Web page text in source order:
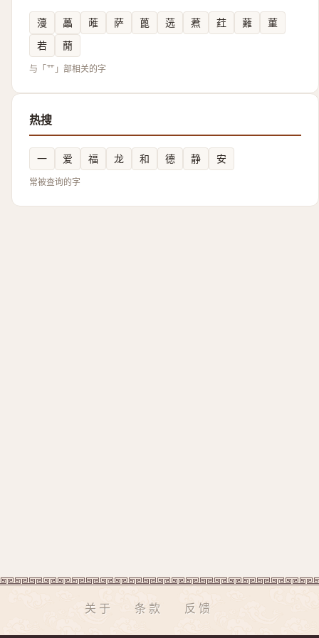
薓 藟 蓶 萨 蓖 䓕 蔒 荭 䕼
菫
若
蕑
与「艹」部相关的字
热搜
一 爱 福 龙 和 德 静 安
常被查询的字
关于 条款 反馈